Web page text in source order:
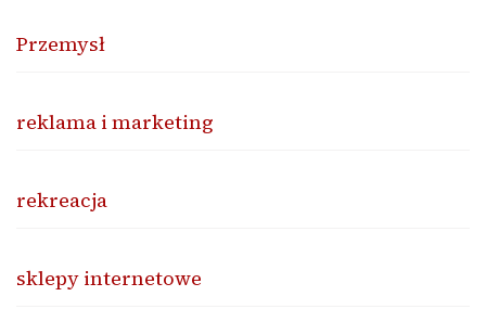
Przemysł
reklama i marketing
rekreacja
sklepy internetowe